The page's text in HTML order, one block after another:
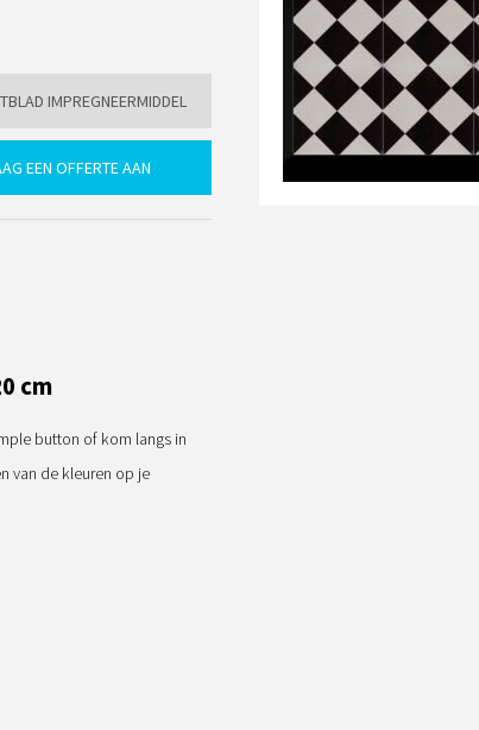
IMPREGNEERMIDDEL
EEN OFFERTE AAN
cm
button of kom langs in
van de kleuren op je